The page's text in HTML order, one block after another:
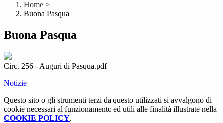
Home >
Buona Pasqua
Buona Pasqua
Circ. 256 - Auguri di Pasqua.pdf
Notizie
Questo sito o gli strumenti terzi da questo utilizzati si avvalgono di
cookie necessari al funzionamento ed utili alle finalità illustrate nella
COOKIE POLICY.